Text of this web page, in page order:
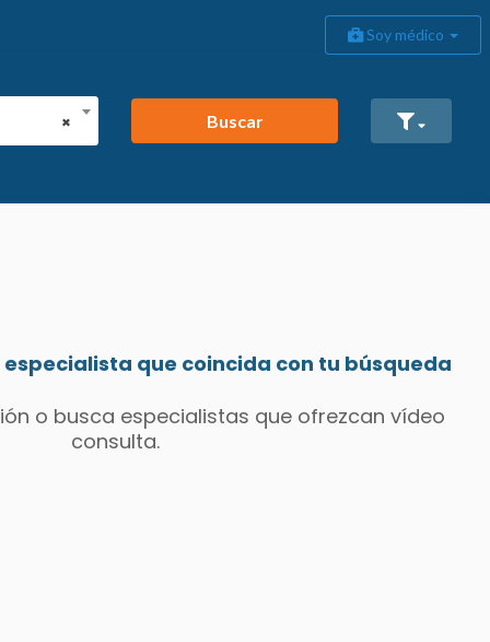
Soy médico
× Buscar
que coincida con tu búsqueda
o busca especialistas que ofrezcan vídeo
consulta.